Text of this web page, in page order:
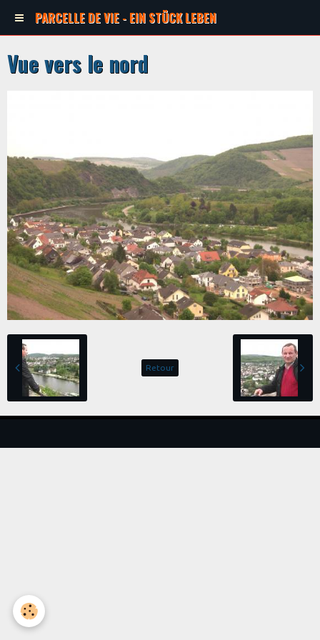
PARCELLE DE VIE - EIN STÜCK LEBEN
Vue vers le nord
Retour